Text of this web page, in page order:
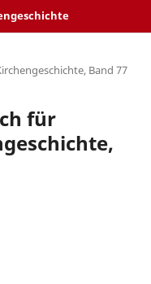
Band 77
für